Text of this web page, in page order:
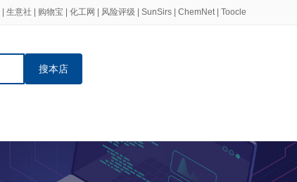
生意社 购物宝 化工网 风险评级 SunSirs ChemNet| Toocle
搜本店